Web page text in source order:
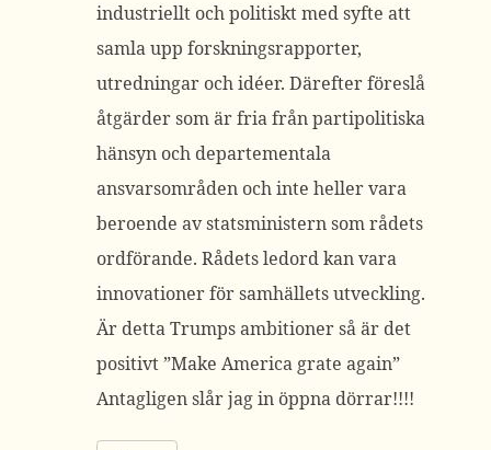
industriellt och politiskt med syfte att
samla upp forskningsrapporter,
utredningar och idéer. Därefter föreslå
åtgärder som är fria från partipolitiska
hänsyn och departementala
ansvarsområden och inte heller vara
beroende av statsministern som rådets
ordförande. Rådets ledord kan vara
innovationer för samhällets utveckling.
Är detta Trumps ambitioner så är det
positivt ”Make America grate again”
Antagligen slår jag in öppna dörrar!!!!